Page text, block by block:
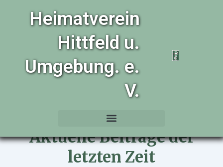
Heimatverein
Hittfeld u.
Umgebung. e.
V.
Aktuelle Beiträge der
letzten Zeit